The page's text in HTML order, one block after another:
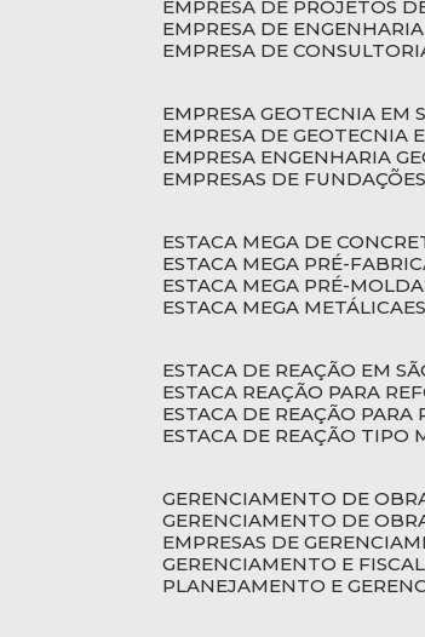
EMPRESA DE PROJETOS
EMPRESA DE
EMPRESA DE
EMPRESA GEOTECNIA EM
EMPRESA DE GEOTECNIA
EMPRESA ENGENHARIA
EMPRESAS DE
ESTACA MEGA DE
ESTACA MEGA PRÉ-
ESTACA MEGA PRÉ-
ESTACA MEGA METÁLICA
ESTACA DE REAÇÃO EM
ESTACA REAÇÃO PARA
ESTACA DE REAÇÃO
ESTACA DE REAÇÃO TIPO
GERENCIAMENTO DE
GERENCIAMENTO DE
EMPRESAS DE
GERENCIAMENTO E
PLANEJAMENTO E